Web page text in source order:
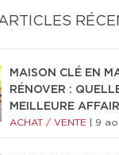
MAISON CLÉ EN
RÉNOVER :
MEILLEURE
ACHAT / VENTE 9